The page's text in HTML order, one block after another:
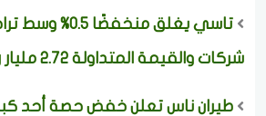
شركات والقيمة المتداولة 2.72 مليار ريال
طيران ناس تعلن خفض حصة أحد